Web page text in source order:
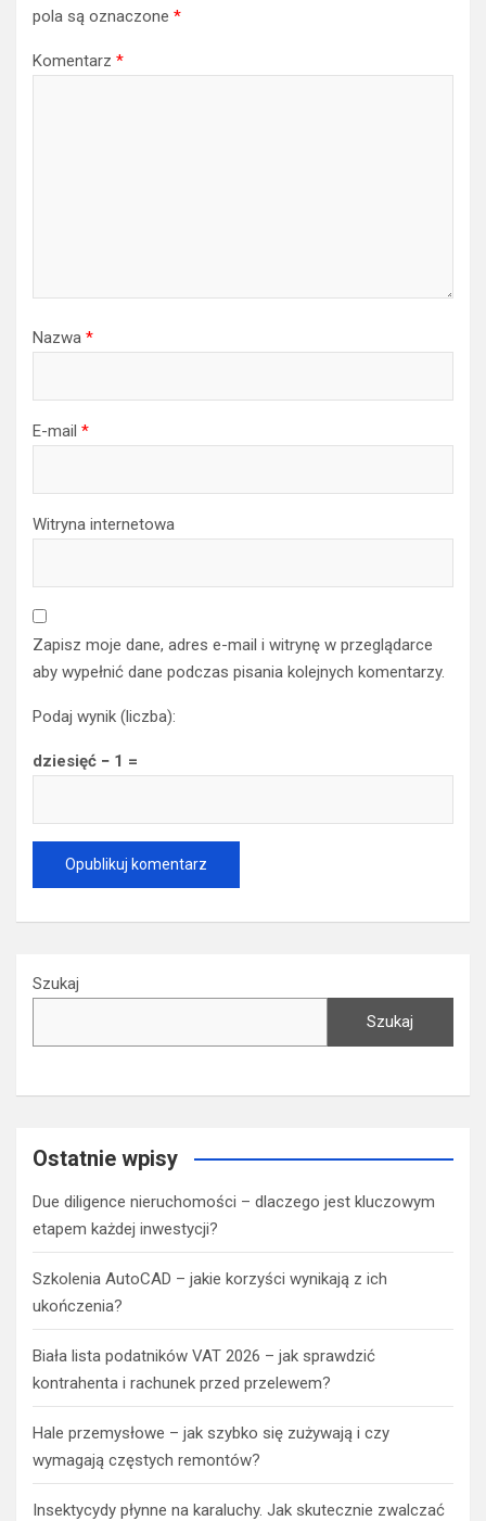
pola są oznaczone *
Komentarz *
Nazwa *
E-mail *
Witryna internetowa
Zapisz moje dane, adres e-mail i witrynę w przeglądarce
aby wypełnić dane podczas pisania kolejnych komentarzy.
Podaj wynik (liczba):
dziesięć − 1 =
Szukaj
Szukaj
Ostatnie wpisy
Due diligence nieruchomości – dlaczego jest kluczowym
etapem każdej inwestycji?
Szkolenia AutoCAD – jakie korzyści wynikają z ich
ukończenia?
Biała lista podatników VAT 2026 – jak sprawdzić
kontrahenta i rachunek przed przelewem?
Hale przemysłowe – jak szybko się zużywają i czy
wymagają częstych remontów?
Insektycydy płynne na karaluchy. Jak skutecznie zwalczać